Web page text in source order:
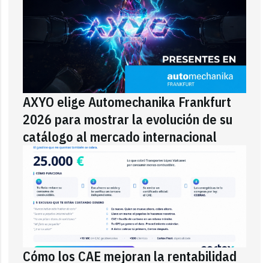
AXYO elige Automechanika Frankfurt
2026 para mostrar la evolución de su
catálogo al mercado internacional
Cómo los CAE mejoran la rentabilidad